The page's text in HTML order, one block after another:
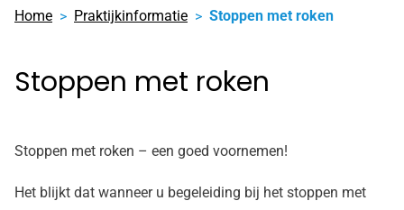
Home Praktijkinformatie Stoppen met roken
Stoppen met roken
Stoppen met roken – een goed voornemen!
Het blijkt dat wanneer u begeleiding bij het stoppen met